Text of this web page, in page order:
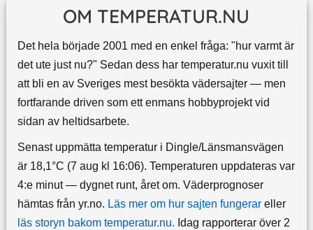
OM TEMPERATUR.NU
Det hela började 2001 med en enkel fråga: "hur varmt är
det ute just nu?" Sedan dess har temperatur.nu vuxit till
att bli en av Sveriges mest besökta vädersajter — men
fortfarande driven som ett enmans hobbyprojekt vid
sidan av heltidsarbete.
Senast uppmätta temperatur i Dingle/Länsmansvägen
är 18,1°C (7 aug kl 16:06). Temperaturen uppdateras var
4:e minut — dygnet runt, året om. Väderprognoser
hämtas från yr.no. Läs mer om hur sajten fungerareller
läs storyn bakom temperatur.nu. Idag rapporterar över 2